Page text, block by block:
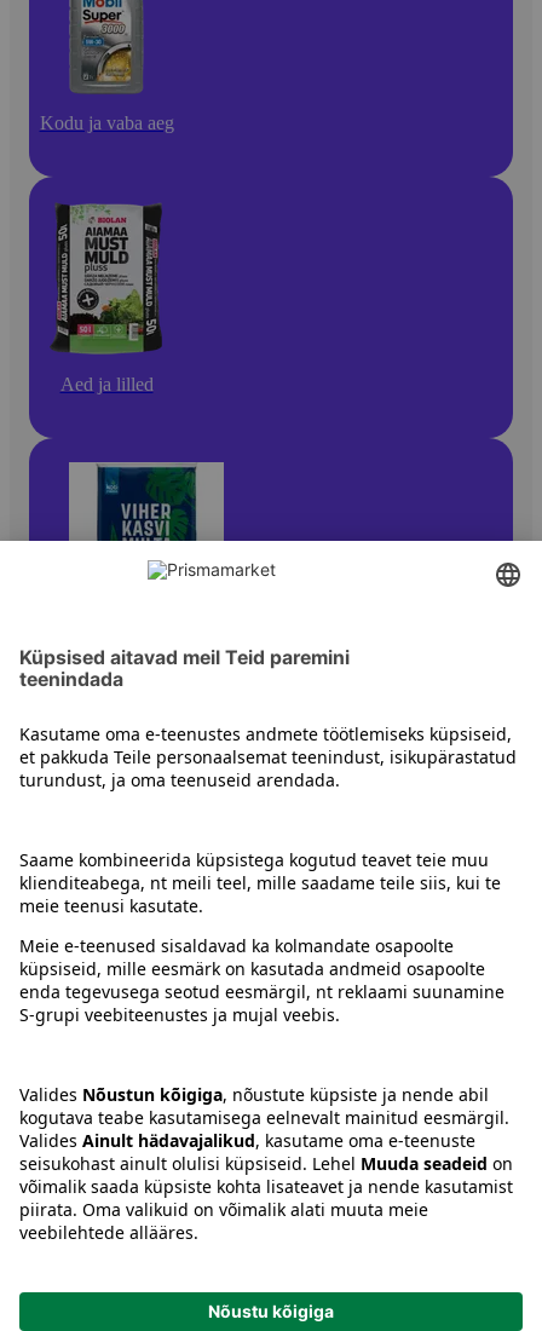
Kodu ja vaba aeg
Aed ja lilled
Lillehooldustooted ja -tarvikud
Juhised
Tingimused
Keel:ETENRU